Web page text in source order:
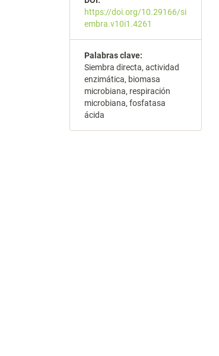
https://doi.org/10.29166/si
embra.v10i1.4261
Palabras clave:
Siembra directa, actividad
enzimática, biomasa
microbiana, respiración
microbiana, fosfatasa
ácida